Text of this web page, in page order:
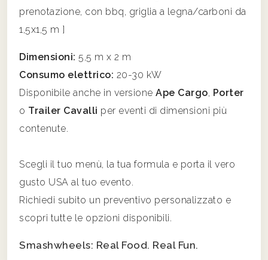
prenotazione, con bbq, griglia a legna/carboni da
1,5x1,5 m ]
Dimensioni: 5,5 m x 2 m
Consumo elettrico: 20-30 kW
Disponibile anche in versione Ape Cargo, Porter
o Trailer Cavalli per eventi di dimensioni più
contenute.
Scegli il tuo menù, la tua formula e porta il vero
gusto USA al tuo evento.
Richiedi subito un preventivo personalizzato e
scopri tutte le opzioni disponibili.
Smashwheels: Real Food. Real Fun.